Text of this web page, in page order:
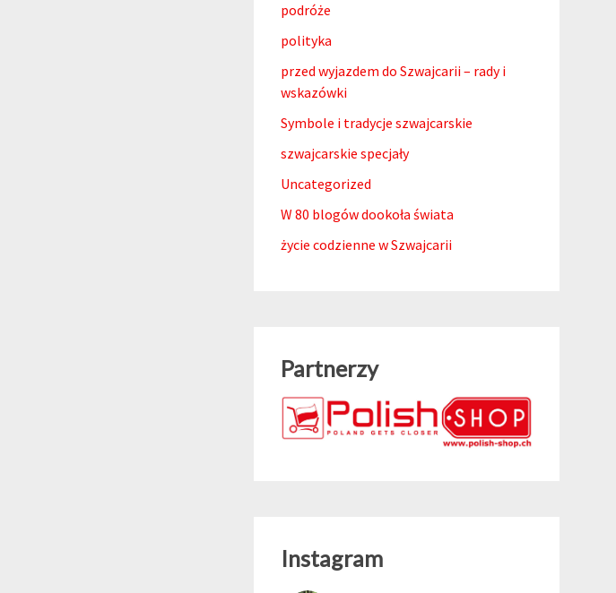
podróże
polityka
przed wyjazdem do Szwajcarii – rady i
wskazówki
Symbole i tradycje szwajcarskie
szwajcarskie specjały
Uncategorized
W 80 blogów dookoła świata
życie codzienne w Szwajcarii
Partnerzy
Instagram